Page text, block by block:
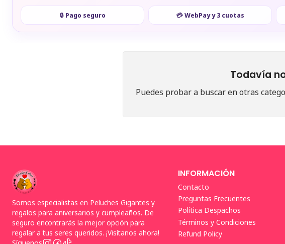
🔒 Pago seguro 💳 WebPay y 3 cuotas
Todavía
Puedes probar a buscar en otras
Somos especialistas en Peluches Gigantes y
regalos para aniversarios y cumpleaños. De
seguro encontrarás la mejor opción para
regalar a tus seres queridos. ¡Visítanos ahora!
INFORMACIÓN
Contacto
Preguntas Frecuentes
Política Despachos
Términos y Condiciones
Refund Policy